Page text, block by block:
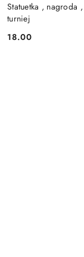
Statuetka , nagroda
turniej
Cena:
18.00